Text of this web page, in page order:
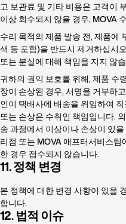
고 보관료 및 기타 비용은 고객이
이상 회수되지 않을 경우, MOVA
수리 목적의 제품 발송 전, 제품에
색 등 포함)을 반드시 제거하십시
또는 분실에 대해 책임을 지지 않
귀하의 권익 보호를 위해, 제품 수
장이 손상된 경우, 서명을 거부하
인이 택배사에 배송을 위임하여
또는 손상은 수취인 책임입니다.
송 과정에서 이상이나 손상이 있
리점 또는 MOVA 애프터서비스
한 경우 접수되지 않습니다.
11. 정책 변경
본 정책에 대한 변경 사항이 있을
합니다.
12. 법적 이슈